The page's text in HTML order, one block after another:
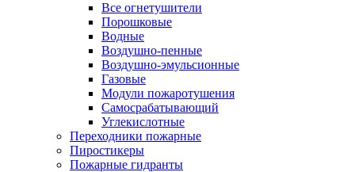
Все огнетушители
Порошковые
Водные
Воздушно-пенные
Воздушно-эмульсионные
Газовые
Модули пожаротушения
Самосрабатывающий
Углекислотные
Переходники пожарные
Пиростикеры
Пожарные гидранты